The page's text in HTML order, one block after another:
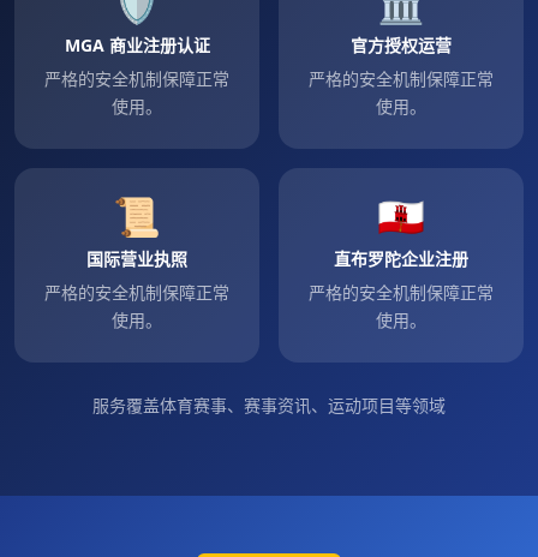
MGA 商业注册认证
严格的安全机制保障正常
使用。
官方授权运营
严格的安全机制保障正常
使用。
📜
国际营业执照
严格的安全机制保障正常
使用。
🇬🇮
直布罗陀企业注册
严格的安全机制保障正常
使用。
服务覆盖体育赛事、赛事资讯、运动项目等领域